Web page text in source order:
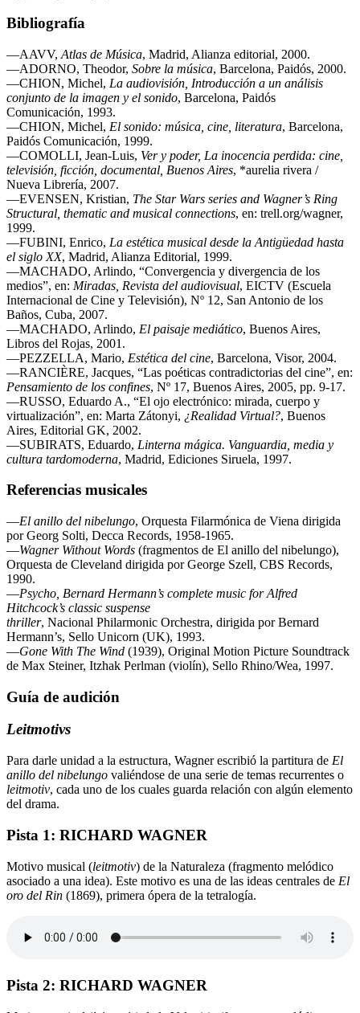
Bibliografía
—AAVV, Atlas de Música, Madrid, Alianza editorial, 2000.
—ADORNO, Theodor, Sobre la música, Barcelona, Paidós, 2000.
—CHION, Michel, La audiovisión, Introducción a un análisis
conjunto de la imagen y el sonido, Barcelona, Paidós
Comunicación, 1993.
—CHION, Michel, El sonido: música, cine, literatura, Barcelona,
Paidós Comunicación, 1999.
—COMOLLI, Jean-Luis, Ver y poder, La inocencia perdida: cine,
televisión, ficción, documental, Buenos Aires, *aurelia rivera /
Nueva Librería, 2007.
—EVENSEN, Kristian, The Star Wars series and Wagner’s Ring
Structural, thematic and musical connections, en: trell.org/wagner,
1999.
—FUBINI, Enrico, La estética musical desde la Antigüedad hasta
el siglo XX, Madrid, Alianza Editorial, 1999.
—MACHADO, Arlindo, “Convergencia y divergencia de los
medios”, en: Miradas, Revista del audiovisual, EICTV (Escuela
Internacional de Cine y Televisión), Nº 12, San Antonio de los
Baños, Cuba, 2007.
—MACHADO, Arlindo, El paisaje mediático, Buenos Aires,
Libros del Rojas, 2001.
—PEZZELLA, Mario, Estética del cine, Barcelona, Visor, 2004.
—RANCIÈRE, Jacques, “Las poéticas contradictorias del cine”, en:
Pensamiento de los confines, Nº 17, Buenos Aires, 2005, pp. 9-17.
—RUSSO, Eduardo A., “El ojo electrónico: mirada, cuerpo y
virtualización”, en: Marta Zátonyi, ¿Realidad Virtual?, Buenos
Aires, Editorial GK, 2002.
—SUBIRATS, Eduardo, Linterna mágica. Vanguardia, media y
cultura tardomoderna, Madrid, Ediciones Siruela, 1997.
Referencias musicales
—El anillo del nibelungo, Orquesta Filarmónica de Viena dirigida
por Georg Solti, Decca Records, 1958-1965.
—Wagner Without Words (fragmentos de El anillo del nibelungo),
Orquesta de Cleveland dirigida por George Szell, CBS Records,
1990.
—Psycho, Bernard Hermann’s complete music for Alfred
Hitchcock’s classic suspense
thriller, Nacional Philarmonic Orchestra, dirigida por Bernard
Hermann’s, Sello Unicorn (UK), 1993.
—Gone With The Wind (1939), Original Motion Picture Soundtrack
de Max Steiner, Itzhak Perlman (violín), Sello Rhino/Wea, 1997.
Guía de audición
Leitmotivs
Para darle unidad a la estructura, Wagner escribió la partitura de El
anillo del nibelungo valiéndose de una serie de temas recurrentes o
leitmotiv, cada uno de los cuales guarda relación con algún elemento
del drama.
Pista 1: RICHARD WAGNER
Motivo musical (leitmotiv) de la Naturaleza (fragmento melódico
asociado a una idea). Este motivo es una de las ideas centrales de El
oro del Rin (1869), primera ópera de la tetralogía.
Pista 2: RICHARD WAGNER